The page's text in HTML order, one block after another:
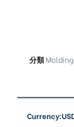
分類Molding